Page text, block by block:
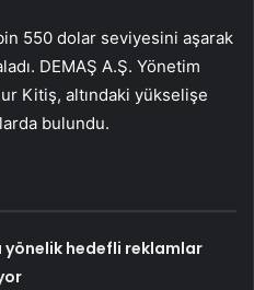
550 dolar seviyesini aşarak
DEMAŞ A.Ş. Yönetim
Kitiş, altındaki yükselişe
bulundu.
yönelik hedefli reklamlar